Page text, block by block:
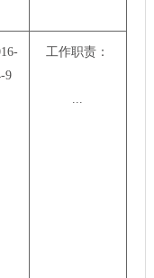
9
工作职责：